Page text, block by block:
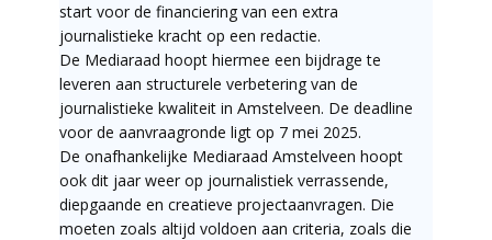
start voor de financiering van een extra
journalistieke kracht op een redactie.
De Mediaraad hoopt hiermee een bijdrage te
leveren aan structurele verbetering van de
journalistieke kwaliteit in Amstelveen. De deadline
voor de aanvraagronde ligt op 7 mei 2025.
De onafhankelijke Mediaraad Amstelveen hoopt
ook dit jaar weer op journalistiek verrassende,
diepgaande en creatieve projectaanvragen. Die
moeten zoals altijd voldoen aan criteria, zoals die